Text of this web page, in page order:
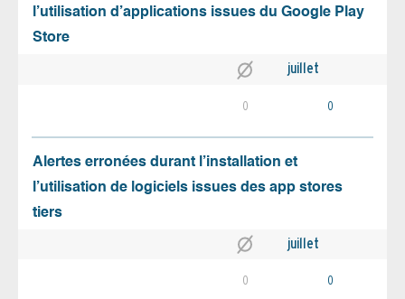
l’utilisation d’applications issues du Google Play
Store
juillet
0 0
Alertes erronées durant l’installation et
l’utilisation de logiciels issues des app stores
tiers
juillet
0 0